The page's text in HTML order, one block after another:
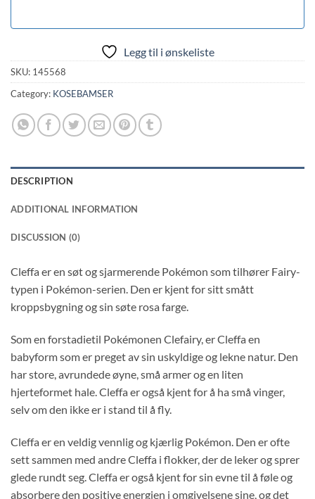
Legg til i ønskeliste
SKU: 145568
Category: KOSEBAMSER
DESCRIPTION
ADDITIONAL INFORMATION
DISCUSSION (0)
Cleffa er en søt og sjarmerende Pokémon som tilhører Fairy-
typen i Pokémon-serien. Den er kjent for sitt smått
kroppsbygning og sin søte rosa farge.
Som en forstadietil Pokémonen Clefairy, er Cleffa en
babyform som er preget av sin uskyldige og lekne natur. Den
har store, avrundede øyne, små armer og en liten
hjerteformet hale. Cleffa er også kjent for å ha små vinger,
selv om den ikke er i stand til å fly.
Cleffa er en veldig vennlig og kjærlig Pokémon. Den er ofte
sett sammen med andre Cleffa i flokker, der de leker og sprer
glede rundt seg. Cleffa er også kjent for sin evne til å føle og
absorbere den positive energien i omgivelsene sine, og det